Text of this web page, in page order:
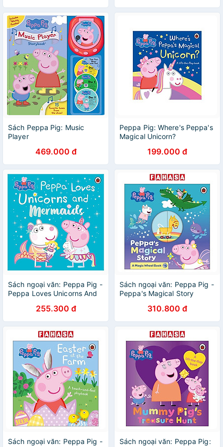
Sách Peppa Pig: Music
Player
469.000 đ
Peppa Pig: Where's Peppa's
Magical Unicorn?
199.000 đ
Sách ngoại văn: Peppa Pig -
Peppa Loves Unicorns And
255.300 đ
Sách ngoại văn: Peppa Pig -
Peppa's Magical Story
310.800 đ
Sách ngoại văn: Peppa Pig -
Sách ngoại văn: Peppa Pig: